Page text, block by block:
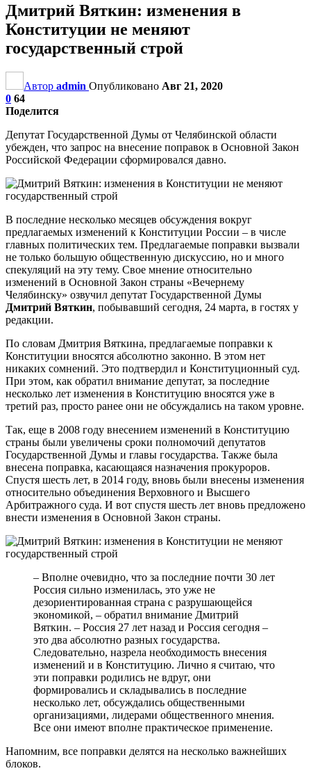
Дмитрий Вяткин: изменения в
Конституции не меняют
государственный строй
Автор admin Опубликовано Авг 21, 2020
0 64
Поделится
Депутат Государственной Думы от Челябинской области
убежден, что запрос на внесение поправок в Основной Закон
Российской Федерации сформировался давно.
В последние несколько месяцев обсуждения вокруг
предлагаемых изменений к Конституции России – в числе
главных политических тем. Предлагаемые поправки вызвали
не только большую общественную дискуссию, но и много
спекуляций на эту тему. Свое мнение относительно
изменений в Основной Закон страны «Вечернему
Челябинску» озвучил депутат Государственной Думы
Дмитрий Вяткин, побывавший сегодня, 24 марта, в гостях у
редакции.
По словам Дмитрия Вяткина, предлагаемые поправки к
Конституции вносятся абсолютно законно. В этом нет
никаких сомнений. Это подтвердил и Конституционный суд.
При этом, как обратил внимание депутат, за последние
несколько лет изменения в Конституцию вносятся уже в
третий раз, просто ранее они не обсуждались на таком уровне.
Так, еще в 2008 году внесением изменений в Конституцию
страны были увеличены сроки полномочий депутатов
Государственной Думы и главы государства. Также была
внесена поправка, касающаяся назначения прокуроров.
Спустя шесть лет, в 2014 году, вновь были внесены изменения
относительно объединения Верховного и Высшего
Арбитражного суда. И вот спустя шесть лет вновь предложено
внести изменения в Основной Закон страны.
– Вполне очевидно, что за последние почти 30 лет
Россия сильно изменилась, это уже не
дезориентированная страна с разрушающейся
экономикой, – обратил внимание Дмитрий
Вяткин. – Россия 27 лет назад и Россия сегодня –
это два абсолютно разных государства.
Следовательно, назрела необходимость внесения
изменений и в Конституцию. Лично я считаю, что
эти поправки родились не вдруг, они
формировались и складывались в последние
несколько лет, обсуждались общественными
организациями, лидерами общественного мнения.
Все они имеют вполне практическое применение.
Напомним, все поправки делятся на несколько важнейших
блоков.